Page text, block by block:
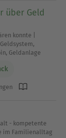
über Geld
konnte |
Geldanlage
- kompetente
im Familienalltag